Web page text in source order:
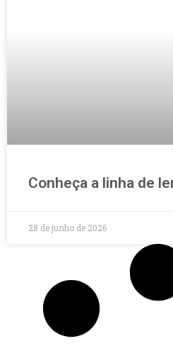
Conheça a linha de
28 de junho de 2026